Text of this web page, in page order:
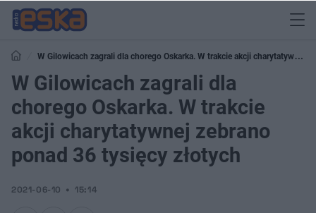
W Gilowicach zagrali dla chorego Oskarka. W trakcie akcji charytatywnej
zebrano ponad 36 tysięcy złotych
W Gilowicach zagrali dla
chorego Oskarka. W trakcie
akcji charytatywnej zebrano
ponad 36 tysięcy złotych
2021-06-10 15:14